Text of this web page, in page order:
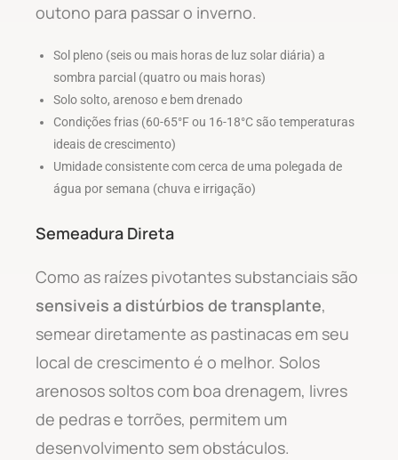
outono para passar o inverno.
Sol pleno (seis ou mais horas de luz solar diária) a
sombra parcial (quatro ou mais horas)
Solo solto, arenoso e bem drenado
Condições frias (60-65°F ou 16-18°C são temperaturas
ideais de crescimento)
Umidade consistente com cerca de uma polegada de
água por semana (chuva e irrigação)
Semeadura Direta
Como as raízes pivotantes substanciais são
sensiveis a distúrbios de transplante,
semear diretamente as pastinacas em seu
local de crescimento é o melhor. Solos
arenosos soltos com boa drenagem, livres
de pedras e torrões, permitem um
desenvolvimento sem obstáculos.